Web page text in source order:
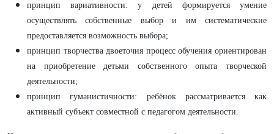
принцип вариативности: у детей формируется умение
осуществлять собственные выбор и им систематические
предоставляется возможность выбора;
принцип творчества двоеточия процесс обучения ориентирован
на приобретение детьми собственного опыта творческой
деятельности;
принцип гуманистичности: ребёнок рассматривается как
активный субъект совместной с педагогом деятельности.